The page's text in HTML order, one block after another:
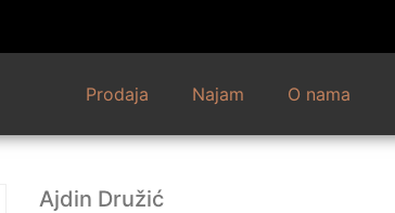
Prodaja Najam O nama
Ajdin Družić